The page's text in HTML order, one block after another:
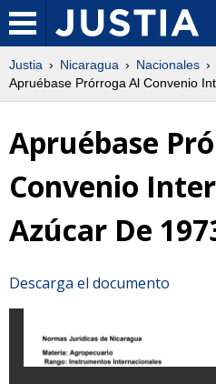
Justia Nicaragua Nacionales
Apruébase Prórroga Al Convenio
Apruébase
Convenio
Azúcar De
Descarga el documento